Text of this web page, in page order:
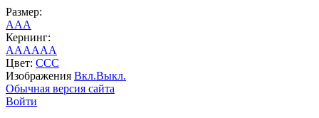
Размер:
AAA
Кернинг:
AAAAAA
Цвет: CCC
Изображения Вкл.Выкл.
Обычная версия сайта
Войти